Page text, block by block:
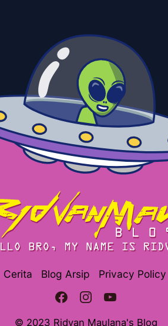
Cerita Blog Arsip Privacy Policy
© 2023 Ridvan Maulana's Blog